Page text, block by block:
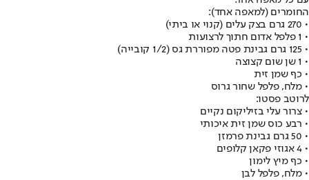
החומרים (למאפה אחד):
• 270 גרם בצק עלים (קנוי או ביתי)
• 1 פלפל אדום חתוך לרצועות
• 125 גרם גבינת פטה מפוררת גס (1/2 קובייה)
• 1 שן שום קצוצה
• כף שמן זית
• מלח, פלפל שחור גרוס
לרוטב פסטו:
• צרור עלי בזיליקום נקיים
• רבע כוס שמן זית איכותי
• 50 גרם גבינת פרמזן
• 4 אגוזי פקאן קלופים
• כף מיץ לימון
• מלח, פלפל לבן